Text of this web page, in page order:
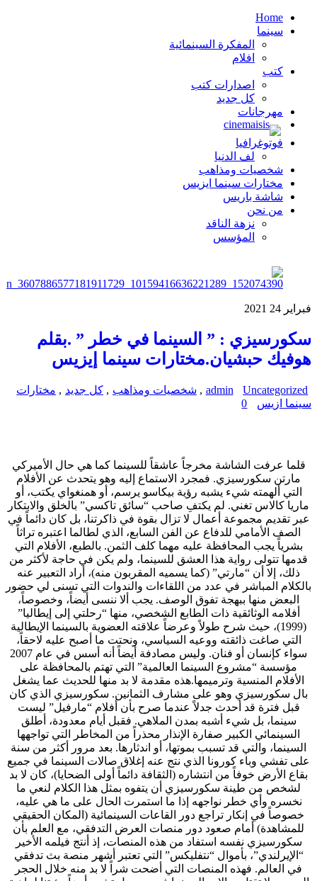
Home
سينما
المفكرة السينمائية
افلام
كتب
اصدارات كتب
كل جديد
مهرجانات
فوتوغرافيا
لف الدنيا
شخصيات ومذاهب
مختارات سينما ايزيس
شاشة باريس
من نحن
نزهة الناقد
المؤسس
فبراير 24
2021
سكورسيزي : ” السينما في خطر ” .بقلم
هوفيك حبشيان.مختارات سينما إيزيس
admin Uncategorized
, شخصيات ومذاهب , كل جديد , مختارات
سينما ازيس
0
قلما عرفت الشاشة مخرجاً عاشقاً للسينما كما هي حال الأميركي
مارتن سكورسيزي. فمجرد الاستماع إليه وهو يتحدث عن الأفلام
التي ألهمته شيء يشبه رؤية بيكاسو يرسم، أو همنغواي يكتب، أو
ماريا كالاس تغني. لم يكتفِ صاحب “سائق تاكسي” بالخلق والابتكار
عبر تقديم مجموعة أعمال لا تزال بقوة في ذاكرتنا، بل كان دائماً في
الصف الأمامي للدفاع عن الفن السابع، الذي لطالما اعتبره تراثاً
بشرياً يجب المحافظة عليه مهما كلف الثمن. بالطبع، الأفلام التي
قدمها تتولى رواية هذا العشق للسينما، ولم يكن في حاجة لأكثر من
ذلك، إلا أن “مارتي” (كما يسميه المقربون منه)، أراد التعبير عنه
بالكلام المباشر في عدد من اللقاءات والندوات التي تسنى لي حضور
البعض منها ببهجة تفوق الوصف. يجب ألا ننسى أيضاً، وخصوصاً،
أفلامه الوثائقية ذات الطابع الشخصي، منها “رحلتي إلى إيطاليا”
(1999)، حيث شرح طولاً وعرضاً علاقته العضوية بالسينما الإيطالية
التي صاغت ذائقته ووعيه السياسي، ونحتت ما أصبح عليه لاحقاً،
سواء كإنسان أو فنان. وليس مصادفة أيضاً أنه أسس في عام 2007
مؤسسة “مشروع السينما العالمية” التي تهتم بالمحافظة على
الأفلام المنسية وترميمها.هذه مقدمة لا بد منها للحديث عما يشغل
بال سكورسيزي وهو على مشارف الثمانين. سكورسيزي الذي كان
قبل فترة قد أحدث جدلاً عندما صرح بأن أفلام “مارفيل” ليست
سينما، بل شيء أشبه بمدن الملاهي. فقبل أيام معدودة، أطلق
السينمائي الكبير صفارة الإنذار محذراً من المخاطر التي تواجهها
السينما، والتي قد تسبب بموتها، أو اندثارها. بعد مرور أكثر من سنة
على تفشي وباء كورونا الذي نتج عنه إغلاق صالات السينما في جميع
بقاع الأرض خوفاً من انتشاره (الثقافة دائماً أولى الضحايا)، كان لا بد
لشخص من طينة سكورسيزي أن يتفوه بمثل هذا الكلام لنعي ما
نخسره وأي خطر نواجهه إذا ما استمرت الحال على ما هي عليه،
خصوصاً في إنكار تراجع دور القاعات السينمائية (المكان الحقيقي
للمشاهدة) أمام صعود دور منصات العرض التدفقي، مع العلم بأن
سكورسيزي نفسه استفاد من هذه المنصات، إذ أنتج فيلمه الأخير
“الإيرلندي”، بأموال “نتفليكس” التي تعتبر أشهر منصة بث تدفقي
في العالم. فهذه المنصات التي أضحت شراً لا بد منه خلال الحجر